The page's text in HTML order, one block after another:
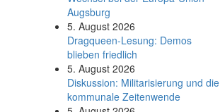
Augsburg
5. August 2026
Dragqueen-Lesung: Demos
blieben friedlich
5. August 2026
Diskussion: Mi­li­ta­ri­sie­rung und die
kommunale Zeitenwende